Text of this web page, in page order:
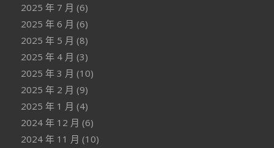
2025 年 7 月 (6)
2025 年 6 月 (6)
2025 年 5 月 (8)
2025 年 4 月 (3)
2025 年 3 月 (10)
2025 年 2 月 (9)
2025 年 1 月 (4)
2024 年 12 月 (6)
2024 年 11 月 (10)